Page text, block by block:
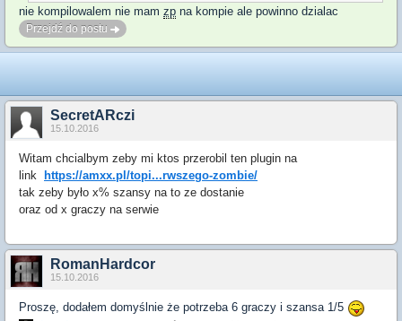
nie kompilowalem nie mam zp na kompie ale powinno dzialac
Przejdź do postu
SecretARczi
15.10.2016
Witam chcialbym zeby mi ktos przerobil ten plugin na
link
https://amxx.pl/topi...rwszego-zombie/
tak zeby było x% szansy na to ze dostanie
oraz od x graczy na serwie
RomanHardcor
15.10.2016
Proszę, dodałem domyślnie że potrzeba 6 graczy i szansa 1/5